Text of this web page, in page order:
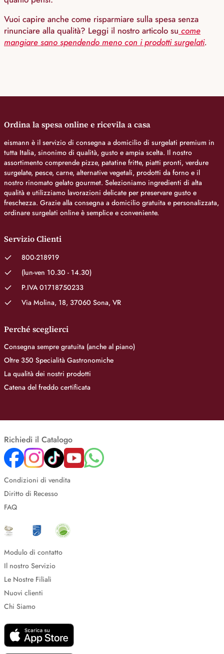
Vuoi capire anche come risparmiare sulla spesa senza
rinunciare alla qualità? Leggi il nostro articolo su come
mangiare sano spendendo meno con i prodotti surgelati.
Ordina la spesa online e ricevila a casa
eismann è il servizio di consegna a domicilio di surgelati premium in
tutta Italia, sinonimo di qualità, gusto e ampia scelta. Il nostro
assortimento comprende pizze, patatine fritte, piatti pronti, verdure
surgelate, pesce, carne, alternative vegetali, prodotti da forno e il
nostro rinomato gelato gourmet. Selezioniamo ingredienti di alta
qualità e utilizziamo lavorazioni delicate per preservare gusto e
freschezza. Grazie alla consegna a domicilio gratuita e personalizzata,
ordinare surgelati online è semplice e conveniente.
Servizio Clienti
800-218919
(lun-ven 10.30 - 14.30)
P.IVA 01718750233
Via Molina, 18, 37060 Sona, VR
Perché sceglierci
Consegna sempre gratuita (anche al piano)
Oltre 350 Specialità Gastronomiche
La qualità dei nostri prodotti
Catena del freddo certificata
Richiedi il Catalogo
Condizioni di vendita
Diritto di Recesso
FAQ
Modulo di contatto
Il nostro Servizio
Le Nostre Filiali
Nuovi clienti
Chi Siamo